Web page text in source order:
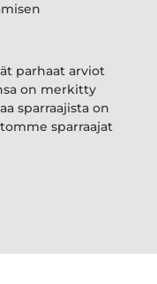
parhaat arviot
on merkitty
sparraajista on
sparraajat